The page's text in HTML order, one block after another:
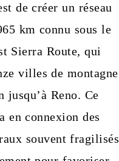
de créer un réseau
km connu sous le
Sierra Route, qui
villes de montagne
jusqu’à Reno. Ce
en connexion des
souvent fragilisés